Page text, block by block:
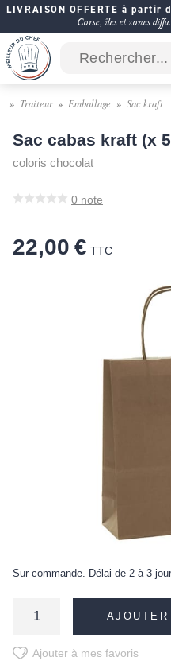
LIVRAISON OFFERTE à partir
Corse, îles et zones
Traiteur Emballage Sac kraft
Sac cabas kraft (x
coloris chocolat
0 note
22,00 € TTC
Sur commande. Délai de 2 à 3
Ajouter à mes favoris